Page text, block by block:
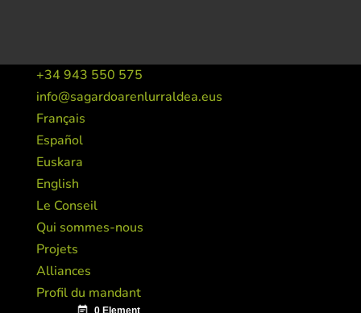
+34 943 550 575
info@sagardoarenlurraldea.eus
Français
Español
Euskara
English
Le Conseil
Qui sommes-nous
Projets
Alliances
Profil du mandant